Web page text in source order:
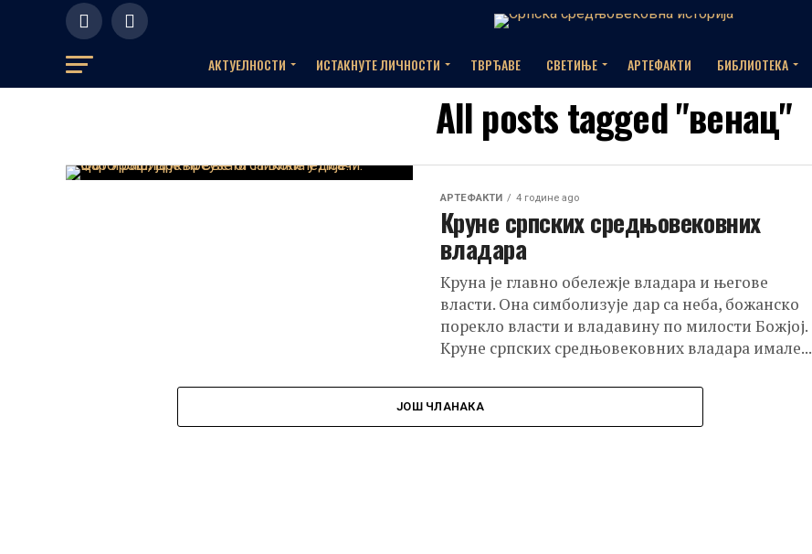
АКТУЕЛНOСТИ ИСТАКНУТЕ ЛИЧНОСТИ ТВРЂАВЕ СВЕТИЊЕ АРТЕФАКТИ БИБЛИОТЕКА
All posts tagged "венац"
АРТЕФАКТИ 4 године ago
Круне српских средњовековних
владара
Круна је главно обележје владара и његове
власти. Она симболизује дар са неба, божанско
порекло власти и владавину по милости Божјој.
Круне српских средњовековних владара имале...
ЈОШ ЧЛАНАКА